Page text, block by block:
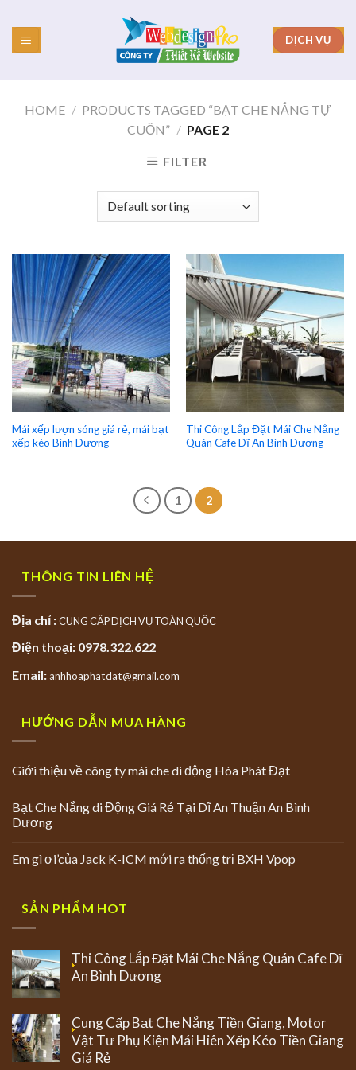
content
DỊCH VỤ
HOME / PRODUCTS TAGGED “BẠT CHE NẮNG TỰ
CUỐN” / PAGE 2
FILTER
Mái xếp lượn sóng giá rẻ, mái bạt
xếp kéo Bình Dương
Thi Công Lắp Đặt Mái Che Nắng
Quán Cafe Dĩ An Bình Dương
1 2
THÔNG TIN LIÊN HỆ
Địa chỉ :CUNG CẤP DỊCH VỤ TOÀN QUỐC
Điện thoại: 0978.322.622
Email:anhhoaphatdat@gmail.com
HƯỚNG DẪN MUA HÀNG
Giới thiệu về công ty mái che di động Hòa Phát Đạt
Bạt Che Nắng di Động Giá Rẻ Tại Dĩ An Thuận An Bình
Dương
Em gì ơi’của Jack K-ICM mới ra thống trị BXH Vpop
SẢN PHẨM HOT
Thi Công Lắp Đặt Mái Che Nắng Quán Cafe Dĩ
An Bình Dương
Cung Cấp Bạt Che Nắng Tiền Giang, Motor
Vật Tư Phụ Kiện Mái Hiên Xếp Kéo Tiền Giang
Giá Rẻ